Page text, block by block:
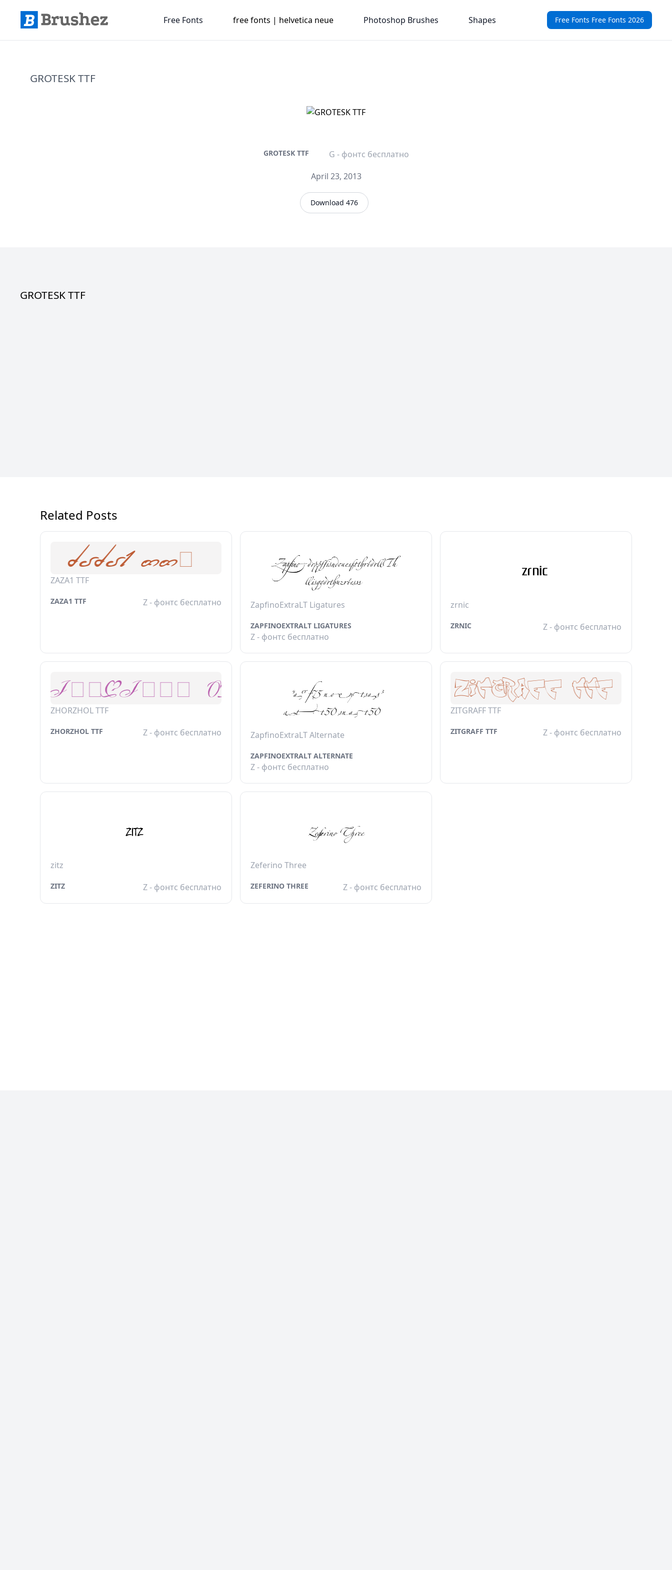
Free Fonts Free Fonts 2026
Free Fonts free fonts | helvetica neue Photoshop Brushes Shapes
GROTESK TTF
GROTESK TTF
G - фонтс бесплатно
April 23, 2013
Download 476
GROTESK TTF
Related Posts
ZAZA1 TTF
ZAZA1 TTF Z - фонтс бесплатно ZapfinoExtraLT Ligatures
ZAPFINOEXTRALT LIGATURES
Z - фонтс бесплатно
zrnic
ZRNIC Z - фонтс бесплатно
ZHORZHOL TTF
ZHORZHOL TTF Z - фонтс бесплатно ZapfinoExtraLT Alternate
ZAPFINOEXTRALT ALTERNATE
Z - фонтс бесплатно
ZITGRAFF TTF
ZITGRAFF TTF Z - фонтс бесплатно
zitz
ZITZ Z - фонтс бесплатно
Zeferino Three
ZEFERINO THREE Z - фонтс бесплатно